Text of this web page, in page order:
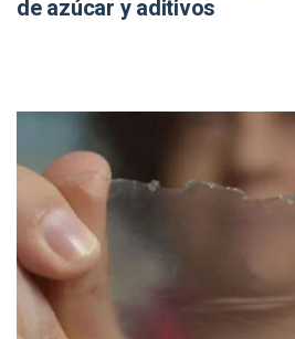
de azúcar y aditivos